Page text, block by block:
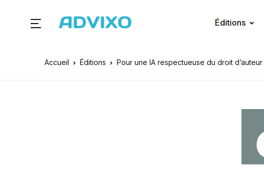
Éditions
Accueil Éditions Pour une IA respectueuse du droit